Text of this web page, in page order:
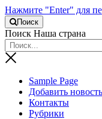
Нажмите "Enter" для
Поиск
Поиск Наша страна
Sample Page
Добавить новость
Контакты
Рубрики